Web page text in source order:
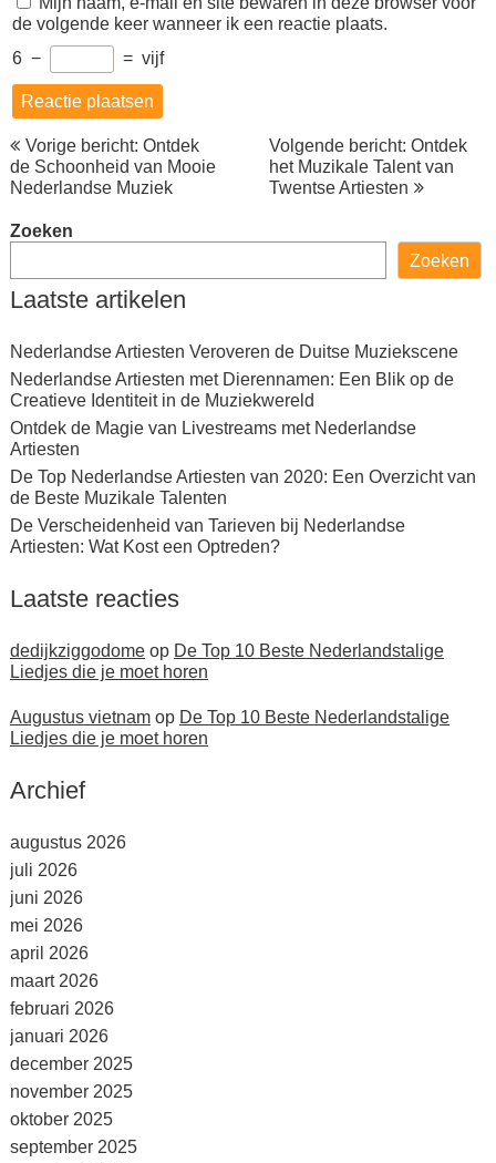
de volgende keer wanneer ik een reactie plaats.
6 − = vijf
Berichtnavigatie
Vorige bericht: Ontdek
de Schoonheid van Mooie
Nederlandse Muziek
Volgende bericht: Ontdek
het Muzikale Talent van
Twentse Artiesten
Zoeken
Zoeken
Laatste artikelen
Nederlandse Artiesten Veroveren de Duitse Muziekscene
Nederlandse Artiesten met Dierennamen: Een Blik op de
Creatieve Identiteit in de Muziekwereld
Ontdek de Magie van Livestreams met Nederlandse
Artiesten
De Top Nederlandse Artiesten van 2020: Een Overzicht van
de Beste Muzikale Talenten
De Verscheidenheid van Tarieven bij Nederlandse
Artiesten: Wat Kost een Optreden?
Laatste reacties
dedijkziggodomeop De Top 10 Beste Nederlandstalige
Liedjes die je moet horen
Augustus vietnamop De Top 10 Beste Nederlandstalige
Liedjes die je moet horen
Archief
augustus 2026
juli 2026
juni 2026
mei 2026
april 2026
maart 2026
februari 2026
januari 2026
december 2025
november 2025
oktober 2025
september 2025